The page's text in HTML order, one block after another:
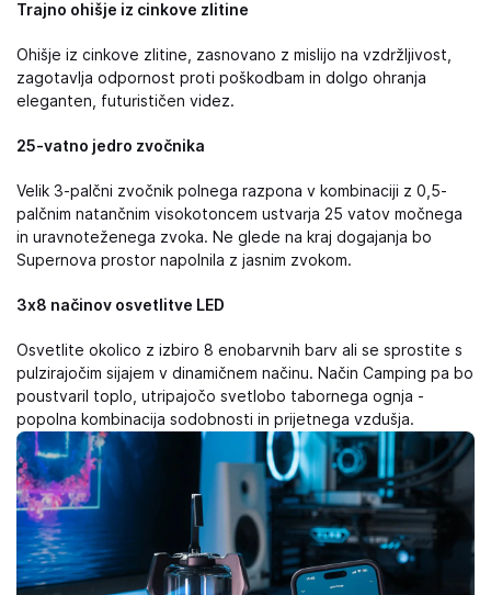
Trajno ohišje iz cinkove zlitine
Ohišje iz cinkove zlitine, zasnovano z mislijo na vzdržljivost,
zagotavlja odpornost proti poškodbam in dolgo ohranja
eleganten, futurističen videz.
25-vatno jedro zvočnika
Velik 3-palčni zvočnik polnega razpona v kombinaciji z 0,5-
palčnim natančnim visokotoncem ustvarja 25 vatov močnega
in uravnoteženega zvoka. Ne glede na kraj dogajanja bo
Supernova prostor napolnila z jasnim zvokom.
3x8 načinov osvetlitve LED
Osvetlite okolico z izbiro 8 enobarvnih barv ali se sprostite s
pulzirajočim sijajem v dinamičnem načinu. Način Camping pa bo
poustvaril toplo, utripajočo svetlobo tabornega ognja -
popolna kombinacija sodobnosti in prijetnega vzdušja.